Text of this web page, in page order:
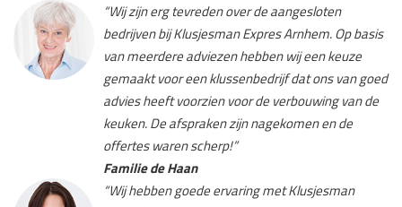
“Wij zijn erg tevreden over de aangesloten
bedrijven bij Klusjesman Expres Arnhem. Op basis
van meerdere adviezen hebben wij een keuze
gemaakt voor een klussenbedrijf dat ons van goed
advies heeft voorzien voor de verbouwing van de
keuken. De afspraken zijn nagekomen en de
offertes waren scherp!”
Familie de Haan
“Wij hebben goede ervaring met Klusjesman